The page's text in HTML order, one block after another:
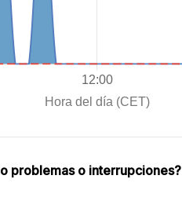
problemas o interrupciones?